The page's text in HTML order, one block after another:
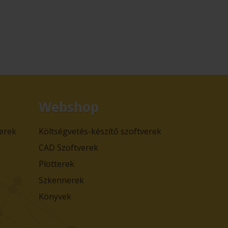
Webshop
Költségvetés-készítő szoftverek
CAD Szoftverek
Plotterek
Szkennerek
Könyvek